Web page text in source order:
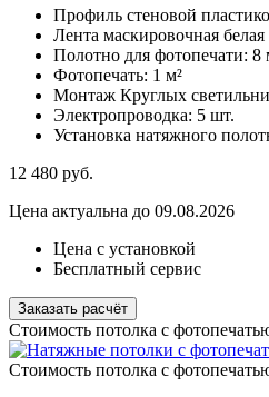
Профиль стеновой
Лента маскировочная
Полотно для фотопечати: 8
Фотопечать: 1 м²
Монтаж Круглых
Электропроводка: 5 шт.
Установка натяжного
12 480 руб.
Цена актуальна до 09.08.2026
Цена с установкой
Бесплатный сервис
Заказать расчёт
Стоимость потолка с
Стоимость потолка с